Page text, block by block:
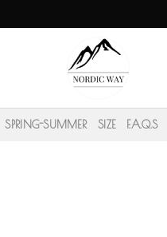
SPRING-SUMMER SIZE F.A.Q.S